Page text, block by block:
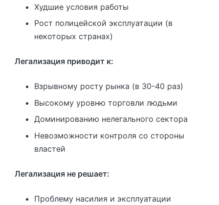
Худшие условия работы
Рост полицейской эксплуатации (в
некоторых странах)
Легализация приводит к:
Взрывному росту рынка (в 30-40 раз)
Высокому уровню торговли людьми
Доминированию нелегального сектора
Невозможности контроля со стороны
властей
Легализация не решает:
Проблему насилия и эксплуатации